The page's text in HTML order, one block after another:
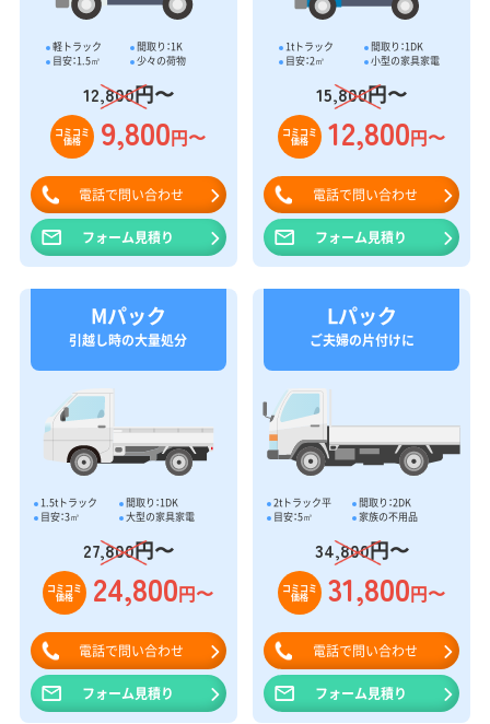
軽トラック
間取り：1K
目安：1.5㎥
少々の荷物
12,800円〜
コミコミ
価格 9,800円〜
電話で問い合わせ
フォーム見積り
1tトラック
間取り：1DK
目安：2㎥
小型の家具家電
15,800円〜
コミコミ
価格 12,800円〜
電話で問い合わせ
フォーム見積り
Mパック
引越し時の大量処分
1.5tトラック
間取り：1DK
目安：3㎥
大型の家具家電
27,800円〜
コミコミ
価格 24,800円〜
電話で問い合わせ
フォーム見積り
Lパック
ご夫婦の片付けに
2tトラック平
間取り：2DK
目安：5㎥
家族の不用品
34,800円〜
コミコミ
価格 31,800円〜
電話で問い合わせ
フォーム見積り